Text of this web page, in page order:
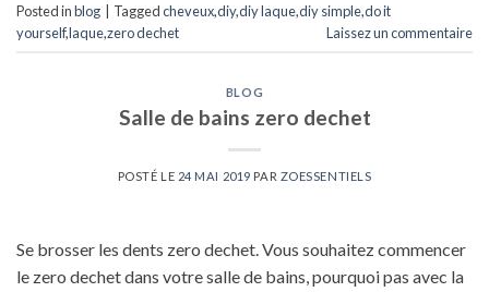
Posted inblog Taggedcheveux,diy,diy laque,diy simple,do it
yourself,laque,zero dechet Laissez un commentaire
BLOG
Salle de bains zero dechet
POSTÉ LE 24 MAI 2019 PAR ZOESSENTIELS
Se brosser les dents zero dechet. Vous souhaitez commencer
le zero dechet dans votre salle de bains, pourquoi pas avec la